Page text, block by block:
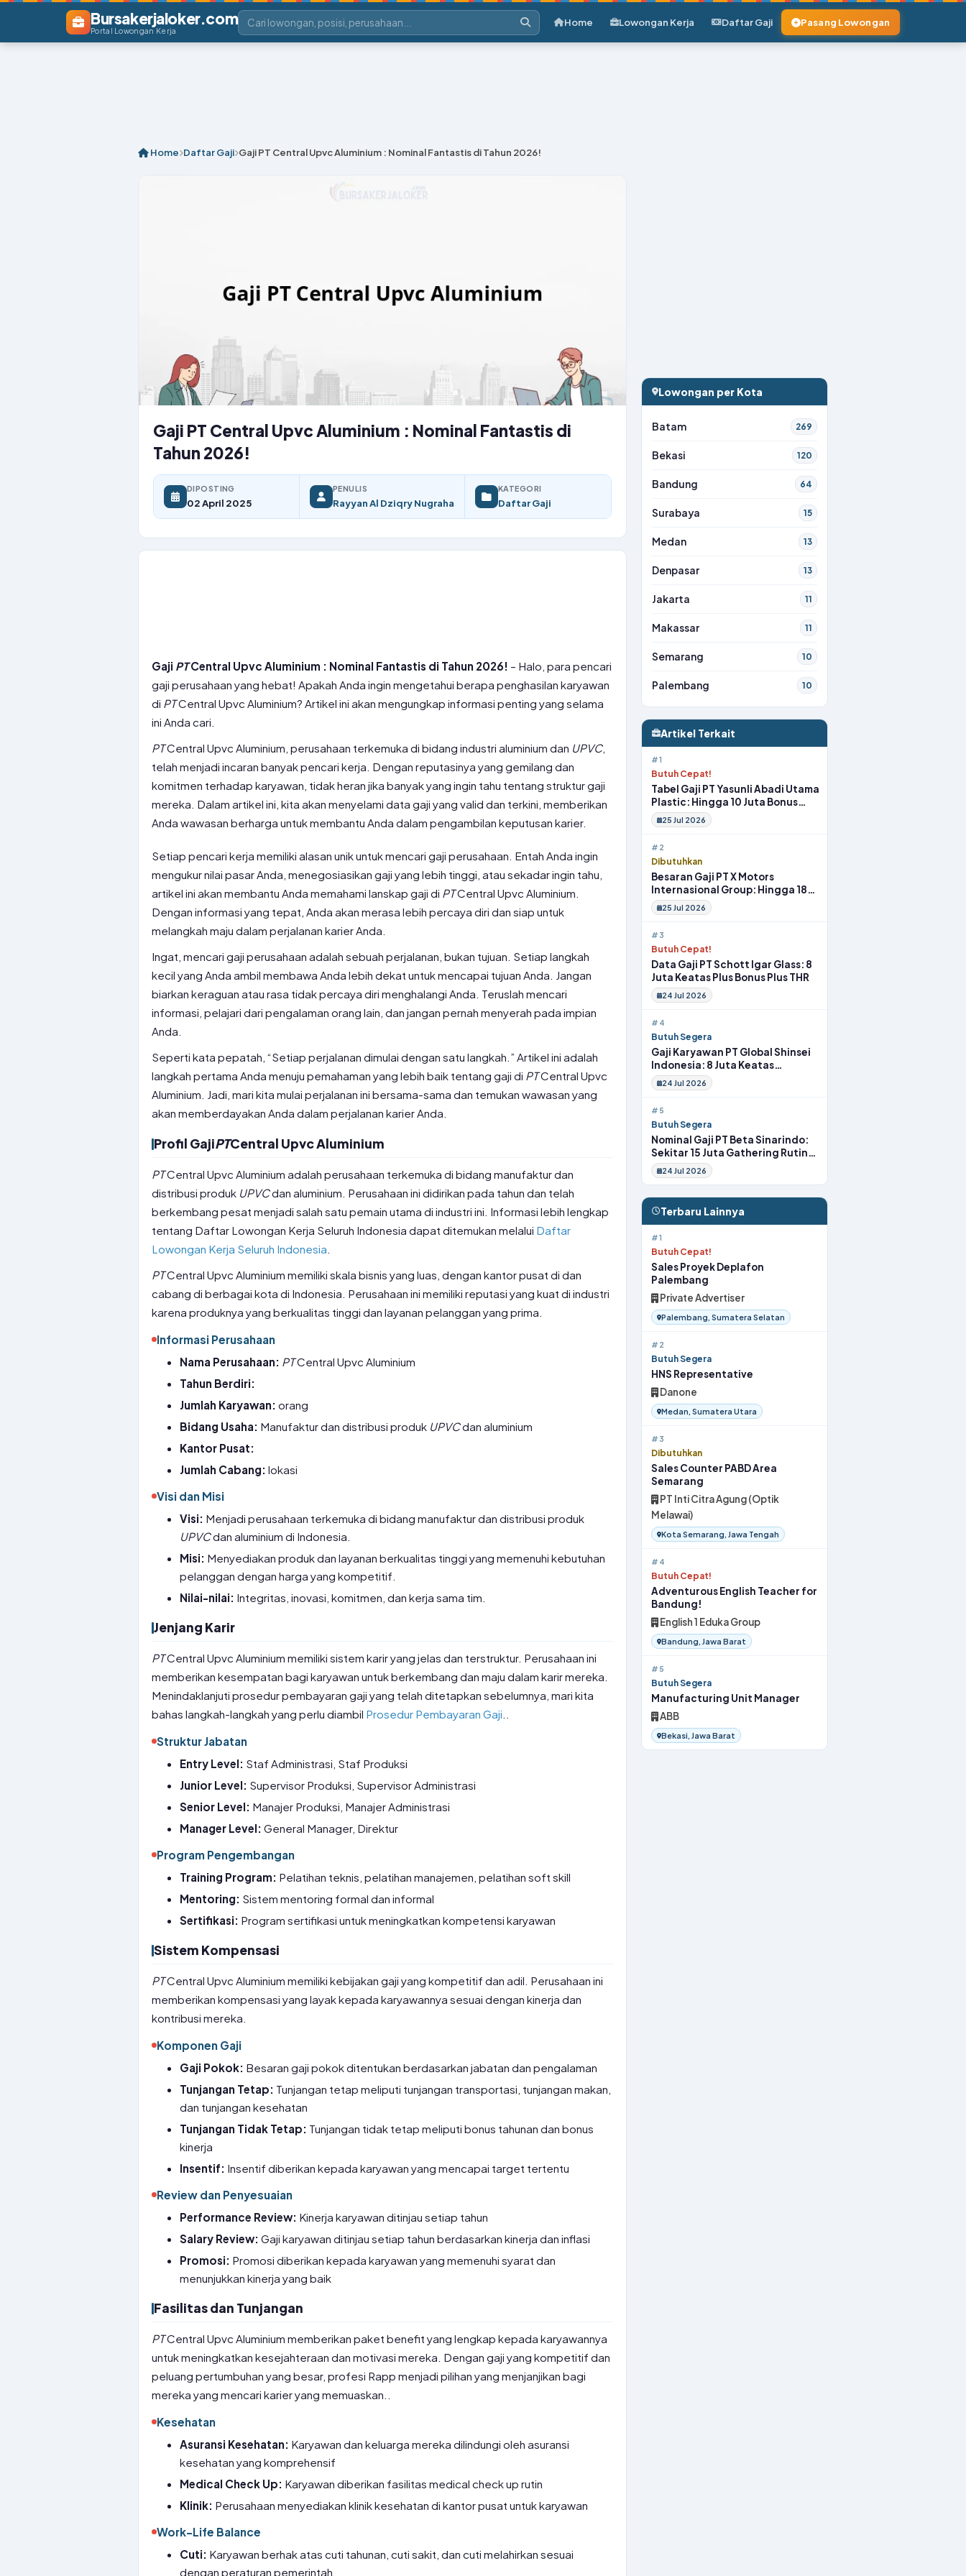
Bursakerjaloker.com
Portal Lowongan Kerja
Home Lowongan Kerja Daftar Gaji Pasang Lowongan
Home Daftar Gaji Gaji PT Central Upvc Aluminium : Nominal Fantastis di Tahun 2026!
Gaji PT Central Upvc Aluminium : Nominal Fantastis di
Tahun 2026!
DIPOSTING
02 April 2025
PENULIS
Rayyan Al Dziqry Nugraha
KATEGORI
Daftar Gaji
Gaji PTCentral Upvc Aluminium : Nominal Fantastis di Tahun 2026! – Halo, para pencari
gaji perusahaan yang hebat! Apakah Anda ingin mengetahui berapa penghasilan karyawan
di PTCentral Upvc Aluminium? Artikel ini akan mengungkap informasi penting yang selama
ini Anda cari.
PTCentral Upvc Aluminium, perusahaan terkemuka di bidang industri aluminium dan UPVC,
telah menjadi incaran banyak pencari kerja. Dengan reputasinya yang gemilang dan
komitmen terhadap karyawan, tidak heran jika banyak yang ingin tahu tentang struktur gaji
mereka. Dalam artikel ini, kita akan menyelami data gaji yang valid dan terkini, memberikan
Anda wawasan berharga untuk membantu Anda dalam pengambilan keputusan karier.
Setiap pencari kerja memiliki alasan unik untuk mencari gaji perusahaan. Entah Anda ingin
mengukur nilai pasar Anda, menegosiasikan gaji yang lebih tinggi, atau sekadar ingin tahu,
artikel ini akan membantu Anda memahami lanskap gaji di PTCentral Upvc Aluminium.
Dengan informasi yang tepat, Anda akan merasa lebih percaya diri dan siap untuk
melangkah maju dalam perjalanan karier Anda.
Ingat, mencari gaji perusahaan adalah sebuah perjalanan, bukan tujuan. Setiap langkah
kecil yang Anda ambil membawa Anda lebih dekat untuk mencapai tujuan Anda. Jangan
biarkan keraguan atau rasa tidak percaya diri menghalangi Anda. Teruslah mencari
informasi, pelajari dari pengalaman orang lain, dan jangan pernah menyerah pada impian
Anda.
Seperti kata pepatah, “Setiap perjalanan dimulai dengan satu langkah.” Artikel ini adalah
langkah pertama Anda menuju pemahaman yang lebih baik tentang gaji di PTCentral Upvc
Aluminium. Jadi, mari kita mulai perjalanan ini bersama-sama dan temukan wawasan yang
akan memberdayakan Anda dalam perjalanan karier Anda.
Profil GajiPTCentral Upvc Aluminium
PTCentral Upvc Aluminium adalah perusahaan terkemuka di bidang manufaktur dan
distribusi produk UPVCdan aluminium. Perusahaan ini didirikan pada tahun dan telah
berkembang pesat menjadi salah satu pemain utama di industri ini. Informasi lebih lengkap
tentang Daftar Lowongan Kerja Seluruh Indonesia dapat ditemukan melalui Daftar
Lowongan Kerja Seluruh Indonesia
PTCentral Upvc Aluminium memiliki skala bisnis yang luas, dengan kantor pusat di dan
cabang di berbagai kota di Indonesia. Perusahaan ini memiliki reputasi yang kuat di industri
karena produknya yang berkualitas tinggi dan layanan pelanggan yang prima.
Informasi Perusahaan
Nama Perusahaan: PTCentral Upvc Aluminium
Tahun Berdiri:
Jumlah Karyawan: orang
Bidang Usaha: Manufaktur dan distribusi produk UPVCdan aluminium
Kantor Pusat:
Jumlah Cabang: lokasi
Visi dan Misi
Visi: Menjadi perusahaan terkemuka di bidang manufaktur dan distribusi produk
UPVCdan aluminium di Indonesia.
Misi: Menyediakan produk dan layanan berkualitas tinggi yang memenuhi kebutuhan
pelanggan dengan harga yang kompetitif.
Nilai-nilai: Integritas, inovasi, komitmen, dan kerja sama tim.
Jenjang Karir
PTCentral Upvc Aluminium memiliki sistem karir yang jelas dan terstruktur. Perusahaan ini
memberikan kesempatan bagi karyawan untuk berkembang dan maju dalam karir mereka.
Menindaklanjuti prosedur pembayaran gaji yang telah ditetapkan sebelumnya, mari kita
bahas langkah-langkah yang perlu diambil Prosedur Pembayaran Gaji
Struktur Jabatan
Entry Level: Staf Administrasi, Staf Produksi
Junior Level: Supervisor Produksi, Supervisor Administrasi
Senior Level: Manajer Produksi, Manajer Administrasi
Manager Level: General Manager, Direktur
Program Pengembangan
Training Program: Pelatihan teknis, pelatihan manajemen, pelatihan soft skill
Mentoring: Sistem mentoring formal dan informal
Sertifikasi: Program sertifikasi untuk meningkatkan kompetensi karyawan
Sistem Kompensasi
PTCentral Upvc Aluminium memiliki kebijakan gaji yang kompetitif dan adil. Perusahaan ini
memberikan kompensasi yang layak kepada karyawannya sesuai dengan kinerja dan
kontribusi mereka.
Komponen Gaji
Gaji Pokok: Besaran gaji pokok ditentukan berdasarkan jabatan dan pengalaman
Tunjangan Tetap: Tunjangan tetap meliputi tunjangan transportasi, tunjangan makan,
dan tunjangan kesehatan
Tunjangan Tidak Tetap: Tunjangan tidak tetap meliputi bonus tahunan dan bonus
kinerja
Insentif: Insentif diberikan kepada karyawan yang mencapai target tertentu
Review dan Penyesuaian
Performance Review: Kinerja karyawan ditinjau setiap tahun
Salary Review: Gaji karyawan ditinjau setiap tahun berdasarkan kinerja dan inflasi
Promosi: Promosi diberikan kepada karyawan yang memenuhi syarat dan
menunjukkan kinerja yang baik
Fasilitas dan Tunjangan
PTCentral Upvc Aluminium memberikan paket benefit yang lengkap kepada karyawannya
untuk meningkatkan kesejahteraan dan motivasi mereka. Dengan gaji yang kompetitif dan
peluang pertumbuhan yang besar, profesi Rapp menjadi pilihan yang menjanjikan bagi
mereka yang mencari karier yang memuaskan..
Kesehatan
Asuransi Kesehatan: Karyawan dan keluarga mereka dilindungi oleh asuransi
kesehatan yang komprehensif
Medical Check Up: Karyawan diberikan fasilitas medical check up rutin
Klinik: Perusahaan menyediakan klinik kesehatan di kantor pusat untuk karyawan
Work-Life Balance
Cuti: Karyawan berhak atas cuti tahunan, cuti sakit, dan cuti melahirkan sesuai
dengan peraturan pemerintah
Lowongan per Kota
Batam 269
Bekasi 120
Bandung 64
Surabaya 15
Medan 13
Denpasar 13
Jakarta 11
Makassar 11
Semarang 10
Palembang 10
Artikel Terkait
#1
Butuh Cepat!
Tabel Gaji PT Yasunli Abadi Utama
Plastic: Hingga 10 Juta Bonus
Melimpah Lengkap Tunjangan
25 Jul 2026
#2
Dibutuhkan
Besaran Gaji PT X Motors
Internasional Group: Hingga 18
Juta Gym Membership Makan
Siang
25 Jul 2026
#3
Butuh Cepat!
Data Gaji PT Schott Igar Glass: 8
Juta Keatas Plus Bonus Plus THR
24 Jul 2026
#4
Butuh Segera
Gaji Karyawan PT Global Shinsei
Indonesia: 8 Juta Keatas
Tunjangan Komplit Uang
Transport
24 Jul 2026
#5
Butuh Segera
Nominal Gaji PT Beta Sinarindo:
Sekitar 15 Juta Gathering Rutin
Insentif Rutin
24 Jul 2026
Terbaru Lainnya
#1
Butuh Cepat!
Sales Proyek Deplafon
Palembang
Private Advertiser
Palembang, Sumatera Selatan
#2
Butuh Segera
HNS Representative
Danone
Medan, Sumatera Utara
#3
Dibutuhkan
Sales Counter PABD Area
Semarang
PT Inti Citra Agung (Optik
Melawai)
Kota Semarang, Jawa Tengah
#4
Butuh Cepat!
Adventurous English Teacher for
Bandung!
English 1 Eduka Group
Bandung, Jawa Barat
#5
Butuh Segera
Manufacturing Unit Manager
ABB
Bekasi, Jawa Barat